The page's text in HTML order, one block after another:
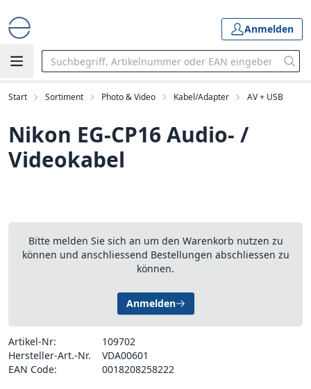
Anmelden
Start Sortiment Photo & Video Kabel/Adapter AV + USB
Nikon EG-CP16 Audio- /
Videokabel
Bitte melden Sie sich an um den Warenkorb nutzen zu
können und anschliessend Bestellungen abschliessen zu
können.
Anmelden
Artikel-Nr:
109702
Hersteller-Art.-Nr.
VDA00601
EAN Code:
0018208258222